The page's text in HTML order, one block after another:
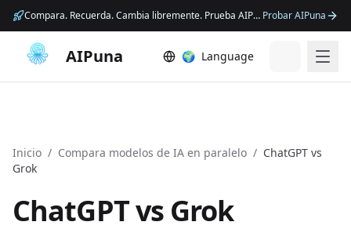
Compara. Recuerda. Cambia libremente. Prueba AIPuna. Probar AIPuna
AIPuna 🌍 Language
Inicio / Compara modelos de IA en paralelo / ChatGPT vs
Grok
ChatGPTvs Grok